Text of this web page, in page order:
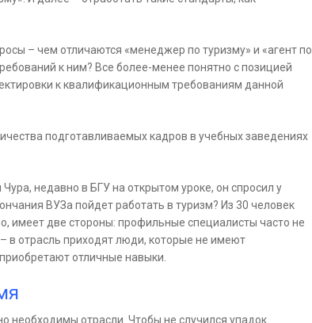
– чем отличаются «менеджер по туризму» и «агент по
к ним? Все более-менее понятно с позицией
к квалификационным требованиям данной
подготавливаемых кадров в учебных заведениях
недавно в БГУ на открытом уроке, он спросил у
ВУЗа пойдет работать в туризм? Из 30 человек
имеет две стороны: профильные специалисты часто не
в отрасль приходят люди, которые не имеют
отличные навыки.
необходимы отрасли. Чтобы не случился упадок